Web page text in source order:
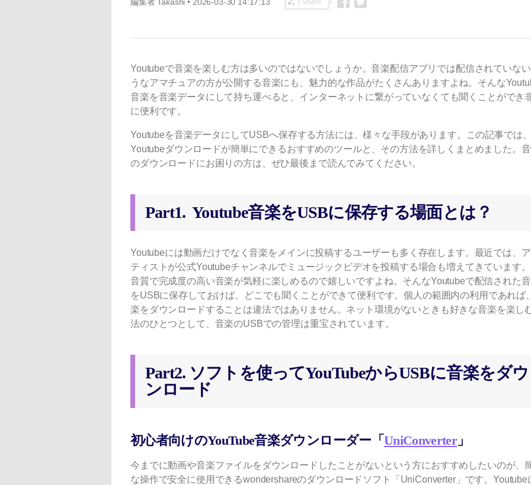
Youtubeで音楽を楽しむ方は多いのではないでしょうか。音楽配信アプリでは配信されていな
うなアマチュアの方が公開する音楽にも、魅力的な作品がたくさんありますよね。そんな
音楽を音楽データにして持ち運べると、インターネットに繋がっていなくても聞くことができ
に便利です。
Youtubeを音楽データにしてUSBへ保存する方法には、様々な手段があります。この記事では
Youtubeダウンロードが簡単にできるおすすめのツールと、その方法を詳しくまとめました。
のダウンロードにお困りの方は、ぜひ最後まで読んでみてください。
Part1. Youtube音楽をUSBに保存する場面とは？
Youtubeには動画だけでなく音楽をメインに投稿するユーザーも多く存在します。最近では、
ティストが公式Youtubeチャンネルでミュージックビデオを投稿する場合も増えてきています
音質で完成度の高い音楽が気軽に楽しめるので嬉しいですよね。そんなYoutubeで配信された
をUSBに保存しておけば、どこでも聞くことができて便利です。個人の範囲内の利用であれば
楽をダウンロードすることは違法ではありません。ネット環境がないときも好きな音楽を楽し
法のひとつとして、音楽のUSBでの管理は重宝されています。
Part2. ソフトを使ってYouTubeからUSBに音楽をダウ
ンロード
初心者向けのYouTube音楽ダウンローダー「 UniConverter」
今までに動画や音楽ファイルをダウンロードしたことがないという方におすすめしたいのが、
な操作で安全に使用できるwondershareのダウンロードソフト「UniConverter」です。Youtube